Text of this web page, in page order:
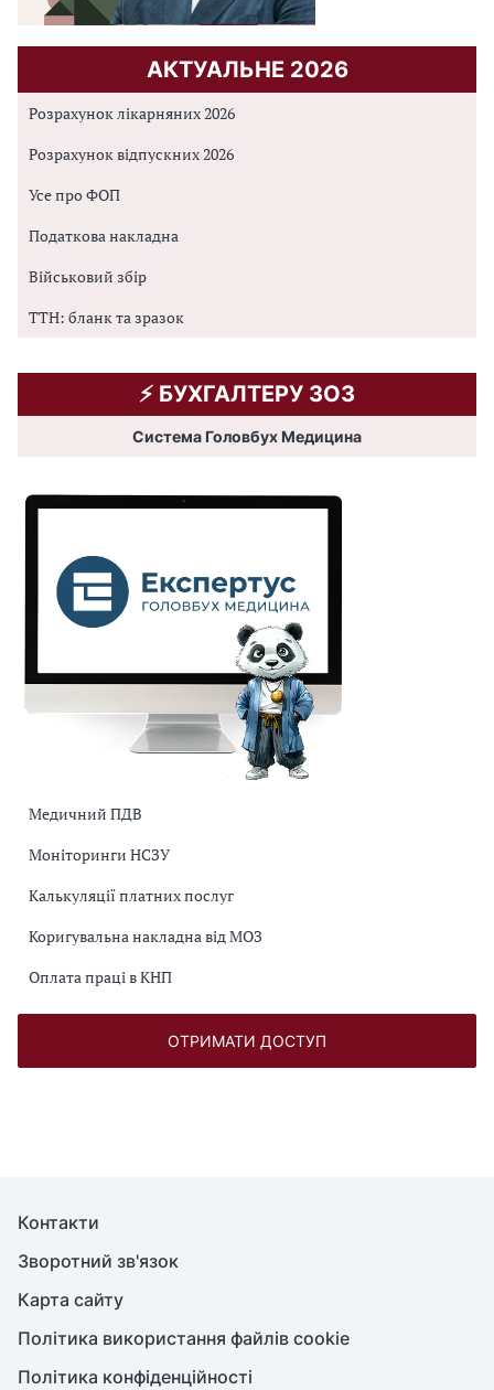
АКТУАЛЬНЕ 2026
Розрахунок лікарняних 2026
Розрахунок відпускних 2026
Усе про ФОП
Податкова накладна
Військовий збір
ТТН: бланк та зразок
⚡️ БУХГАЛТЕРУ ЗОЗ
Система Головбух Медицина
Медичний ПДВ
Моніторинги НСЗУ
Калькуляції платних послуг
Коригувальна накладна від МОЗ
Оплата праці в КНП
ОТРИМАТИ ДОСТУП
Контакти
Зворотний зв'язок
Карта сайту
Політика використання файлів cookie
Політика конфіденційності